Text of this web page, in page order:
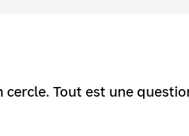
cercle. Tout est une